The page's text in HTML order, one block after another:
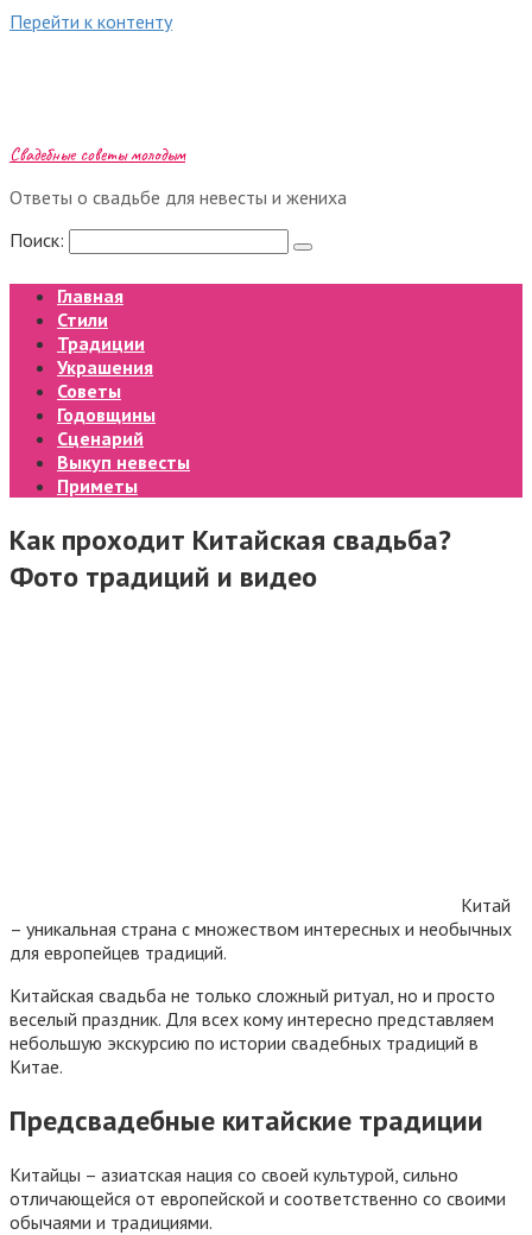
Перейти к контенту
Свадебные советы молодым
Ответы о свадьбе для невесты и жениха
Поиск:
Главная
Стили
Традиции
Украшения
Советы
Годовщины
Сценарий
Выкуп невесты
Приметы
Как проходит Китайская свадьба?
Фото традиций и видео
Китай
– уникальная страна с множеством интересных и необычных
для европейцев традиций.
Китайская свадьба не только сложный ритуал, но и просто
веселый праздник. Для всех кому интересно представляем
небольшую экскурсию по истории свадебных традиций в
Китае.
Предсвадебные китайские традиции
Китайцы – азиатская нация со своей культурой, сильно
отличающейся от европейской и соответственно со своими
обычаями и традициями.